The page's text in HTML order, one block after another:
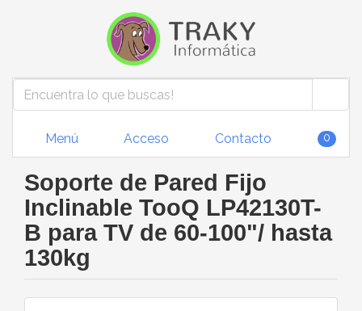
Menú Acceso Contacto 0
Soporte de Pared Fijo
Inclinable TooQ LP42130T-
B para TV de 60-100"/ hasta
130kg